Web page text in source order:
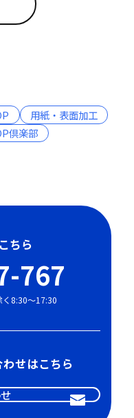
用紙・表面加工
倶楽部
ちら
767
く8:30〜17:30
せはこちら